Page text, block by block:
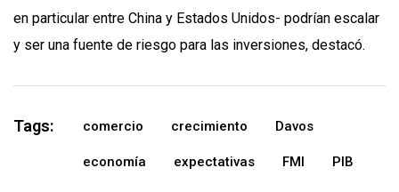
en particular entre China y Estados Unidos- podrían escalar
y ser una fuente de riesgo para las inversiones, destacó.
Tags: comercio crecimiento Davos
economía expectativas FMI PIB